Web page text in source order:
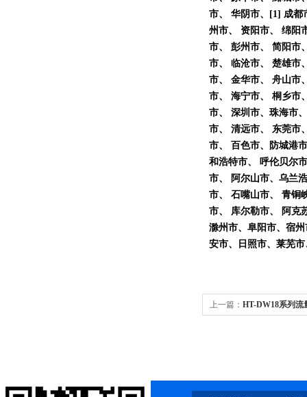
市、 华阴市、[1] 成都
州市、 资阳市、 绵阳
市、 彭州市、 简阳市
市、 临沧市、 楚雄市
市、 金华市、 舟山市
市、 海宁市、 桐乡市
市、 深圳市、珠海市
市、 清远市、 东莞市
市、 百色市、防城港
和浩特市、 呼伦贝尔
市、 阿尔山市、乌兰
市、 石嘴山市、 青铜
市、 库尔勒市、 阿克
滁州市、阜阳市、宿
安市、日照市、莱芜
上一篇： HT-DW18系列流